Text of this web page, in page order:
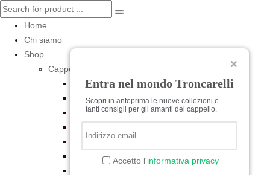
Entra nel mondo Troncarelli
Scopri in anteprima le nuove collezioni e
tanti consigli per gli amanti del cappello.
Accetto l'informativa privacy
Home
Chi siamo
Shop
Cappelli per Lei
Baschi
Cerimonia
Cilindri e Tube
Estivi
ATTENZIONESi informa la gentile clientela che la
gestione degli ordini online sarà
sospesa tra l’1 ed il
23 Agosto.
customers that online order processing will be
suspended from August 1 through August 23.